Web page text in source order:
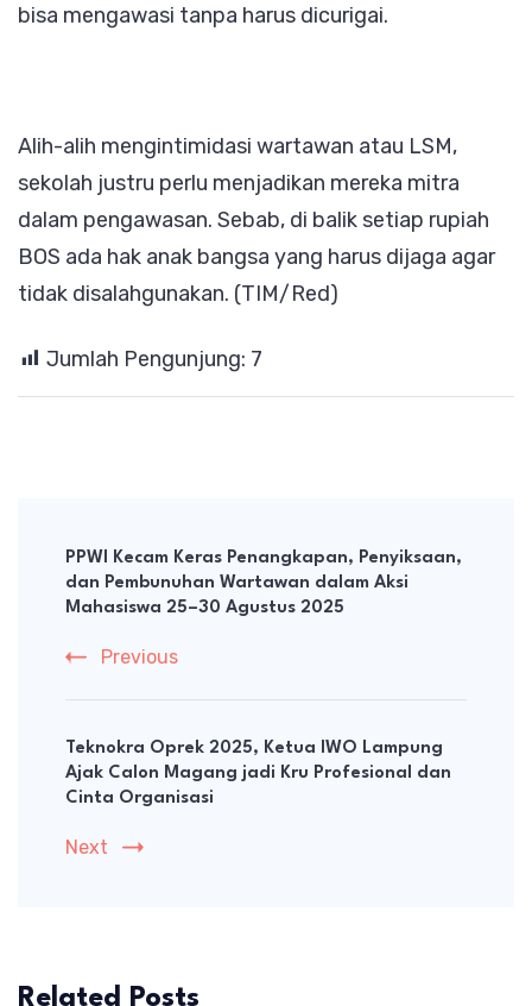
bisa mengawasi tanpa harus dicurigai.
Alih-alih mengintimidasi wartawan atau LSM,
sekolah justru perlu menjadikan mereka mitra
dalam pengawasan. Sebab, di balik setiap rupiah
BOS ada hak anak bangsa yang harus dijaga agar
tidak disalahgunakan. (TIM/Red)
Jumlah Pengunjung: 7
Navigation
PPWI Kecam Keras Penangkapan, Penyiksaan,
dan Pembunuhan Wartawan dalam Aksi
Mahasiswa 25–30 Agustus 2025
Previous
Teknokra Oprek 2025, Ketua IWO Lampung
Ajak Calon Magang jadi Kru Profesional dan
Cinta Organisasi
Next
Related Posts